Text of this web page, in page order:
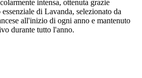
intensa, ottenuta grazie
di Lavanda, selezionato da
all'inizio di ogni anno e mantenuto
durante tutto l'anno.